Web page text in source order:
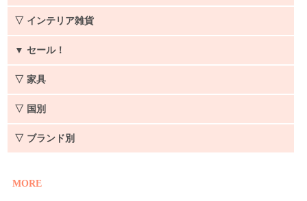
▽ インテリア雑貨
▼ セール！
▽ 家具
▽ 国別
▽ ブランド別
MORE